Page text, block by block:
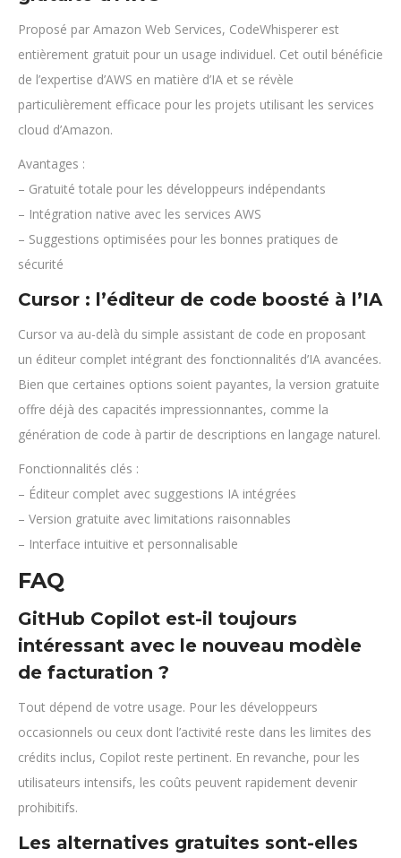
Proposé par Amazon Web Services, CodeWhisperer est
entièrement gratuit pour un usage individuel. Cet outil bénéficie
de l’expertise d’AWS en matière d’IA et se révèle
particulièrement efficace pour les projets utilisant les services
cloud d’Amazon.
Avantages :
– Gratuité totale pour les développeurs indépendants
– Intégration native avec les services AWS
– Suggestions optimisées pour les bonnes pratiques de
sécurité
Cursor : l’éditeur de code boosté à l’IA
Cursor va au-delà du simple assistant de code en proposant
un éditeur complet intégrant des fonctionnalités d’IA avancées.
Bien que certaines options soient payantes, la version gratuite
offre déjà des capacités impressionnantes, comme la
génération de code à partir de descriptions en langage naturel.
Fonctionnalités clés :
– Éditeur complet avec suggestions IA intégrées
– Version gratuite avec limitations raisonnables
– Interface intuitive et personnalisable
FAQ
GitHub Copilot est-il toujours
intéressant avec le nouveau modèle
de facturation ?
Tout dépend de votre usage. Pour les développeurs
occasionnels ou ceux dont l’activité reste dans les limites des
crédits inclus, Copilot reste pertinent. En revanche, pour les
utilisateurs intensifs, les coûts peuvent rapidement devenir
prohibitifs.
Les alternatives gratuites sont-elles